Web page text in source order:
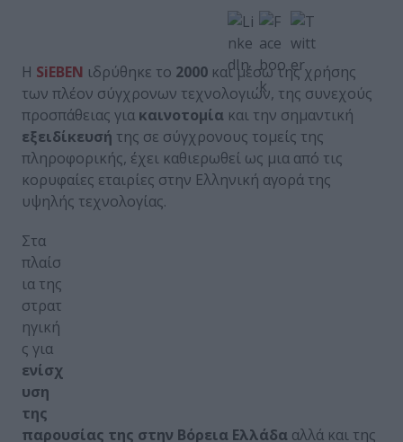
Η SiEBEN ιδρύθηκε το 2000 και μέσω της χρήσης
των πλέον σύγχρονων τεχνολογιών, της συνεχούς
προσπάθειας για καινοτομία και την σημαντική
εξειδίκευσή της σε σύγχρονους τομείς της
πληροφορικής, έχει καθιερωθεί ως μια από τις
κορυφαίες εταιρίες στην Ελληνική αγορά της
υψηλής τεχνολογίας.
Στα
πλαίσ
ια της
στρατ
ηγική
ς για
ενίσχ
υση
της
παρουσίας της στην Βόρεια Ελλάδα αλλά και της